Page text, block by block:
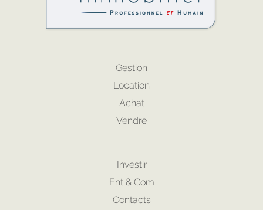
Gestion
Location
Achat
Vendre
Investir
Ent & Com
Contacts